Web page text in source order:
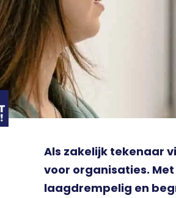
Als zakelijk tekenaar
voor organisaties.
laagdrempelig en